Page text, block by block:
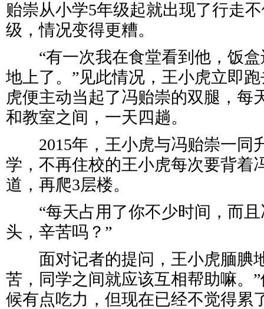
贻崇从小学5年级起就出现了行走
级，情况变得更糟。
“有一次我在食堂看到他，饭盒
地上了。”见此情况，王小虎立即
虎便主动当起了冯贻崇的双腿，每
和教室之间，一天四趟。
2015年，王小虎与冯贻崇一同
学，不再住校的王小虎每次要背着
道，再爬3层楼。
“每天占用了你不少时间，而且
头，辛苦吗？”
面对记者的提问，王小虎腼腆
苦，同学之间就应该互相帮助嘛。
候有点吃力，但现在已经不觉得累